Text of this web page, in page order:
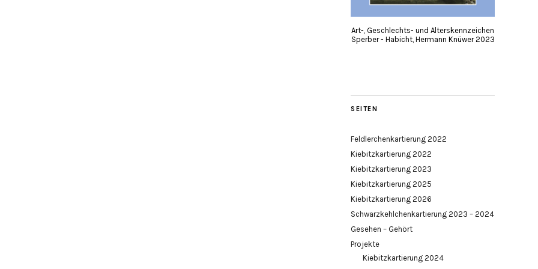
Art-, Geschlechts- und Alterskennzeichen
Sperber - Habicht, Hermann Knüwer 2023
SEITEN
Feldlerchenkartierung 2022
Kiebitzkartierung 2022
Kiebitzkartierung 2023
Kiebitzkartierung 2025
Kiebitzkartierung 2026
Schwarzkehlchenkartierung 2023 – 2024
Gesehen – Gehört
Projekte
Kiebitzkartierung 2024